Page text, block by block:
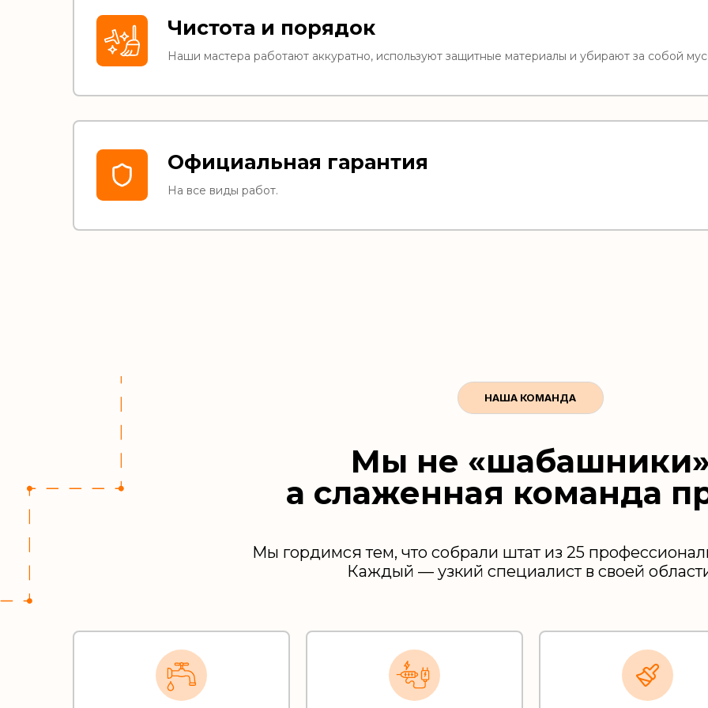
Официальная гарантия
На все виды работ.
Чистота и порядок
Наши мастера работают аккуратно, используют защитные материалы и убирают за собой
Мы не
а слаженная команда
Мы гордимся тем, что собрали штат из 25
Каждый — узкий специалист в своей
НАША КОМАНДА